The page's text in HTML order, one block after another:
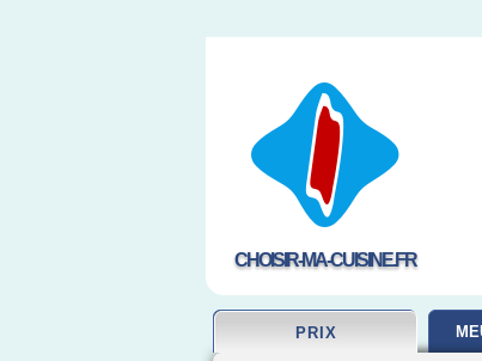
CHOISIR-MA-CUISINE.FR
PRIX